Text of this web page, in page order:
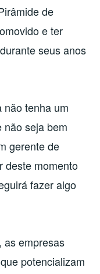
de
e ter
seus anos
não tenha um
não seja bem
gerente de
deste momento
fazer algo
as empresas
potencializam